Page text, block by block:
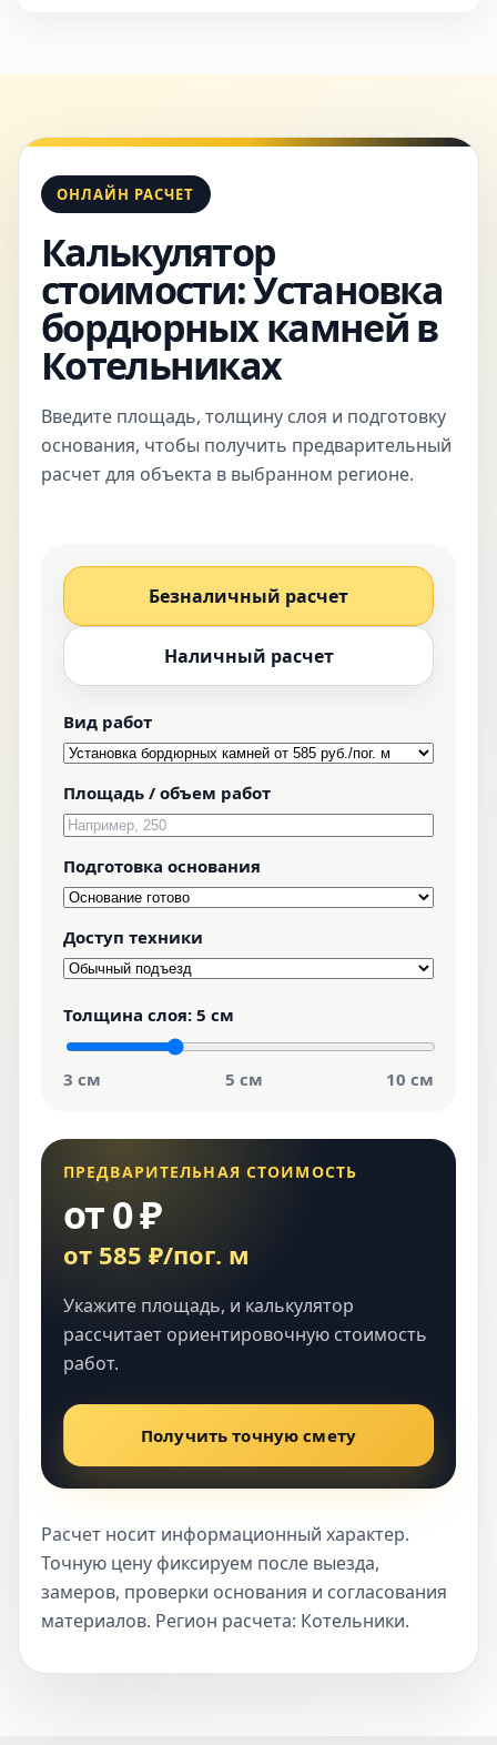
ОНЛАЙН РАСЧЕТ
Калькулятор
стоимости: Установка
бордюрных камней в
Котельниках
Введите площадь, толщину слоя и подготовку
основания, чтобы получить предварительный
расчет для объекта в выбранном регионе.
Безналичный расчет
Наличный расчет
Вид работ
Площадь / объем работ
Подготовка основания
Доступ техники
Толщина слоя: 5 см
3 см 5 см 10 см
ПРЕДВАРИТЕЛЬНАЯ СТОИМОСТЬ
от 0 ₽
от 585 ₽/пог. м
Укажите площадь, и калькулятор
рассчитает ориентировочную стоимость
работ.
Получить точную смету
Расчет носит информационный характер.
Точную цену фиксируем после выезда,
замеров, проверки основания и согласования
материалов. Регион расчета: Котельники.